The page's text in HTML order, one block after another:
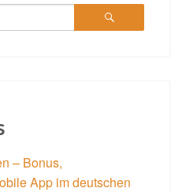
– Bonus,
App im deutschen